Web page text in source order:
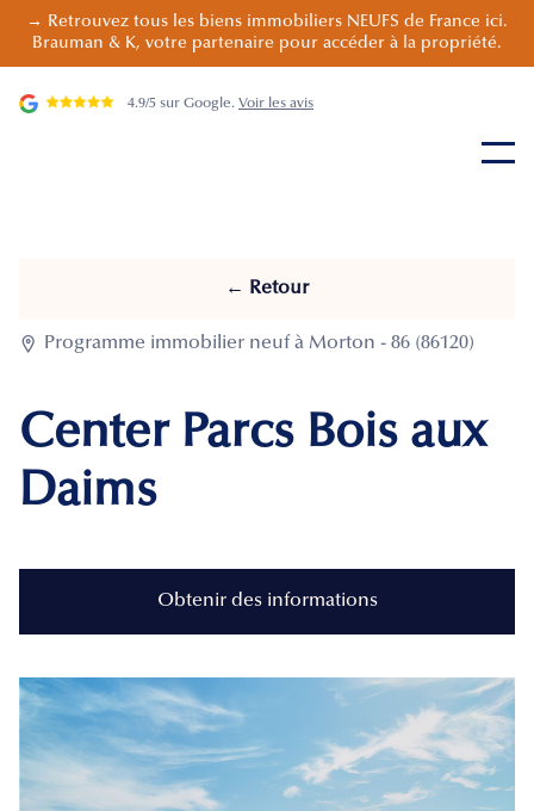
→ Retrouvez tous les biens immobiliers NEUFS de France ici.
Brauman & K, votre partenaire pour accéder à la propriété.
4.9/5 sur Google. Voir les avis
← Retour
 Programme immobilier neuf à Morton - 86 (86120)
Center Parcs Bois aux
Daims
Obtenir des informations